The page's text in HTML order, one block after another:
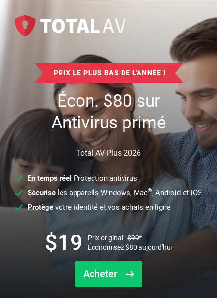
PRIX LE PLUS BAS DE L'ANNÉE !
Écon.$80sur
Antivirus primé
Total AV Plus 2026
En temps réel Protection antivirus
Sécuriseles appareils Windows, Mac®, Android et iOS
Protège votre identité et vos achats en ligne
Acheter
$19 Prix original :$99*
Économisez$80 aujourd'hui